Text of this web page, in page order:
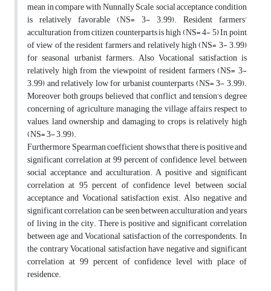
mean in compare with Nunnally Scale, social acceptance condition
is relatively favorable (NS= 3- 3.99). Resident farmers’
acculturation from citizen counterparts is high (NS= 4- 5) In point
of view of the resident farmers and relatively high (NS= 3- 3.99)
for seasonal urbanist farmers. Also Vocational satisfaction is
relatively high from the viewpoint of resident farmers (NS= 3-
3.99) and relatively low for urbanist counterparts (NS= 3- 3.99).
Moreover both groups believed that conflict and tension’s degree
concerning of agriculture, managing the village affairs, respect to
values, land ownership and damaging to crops is relatively high
(NS= 3- 3.99).
Furthermore Spearman coefficient shows that there is positive and
significant correlation at 99 percent of confidence level, between
social acceptance and acculturation. A positive and significant
correlation at 95 percent of confidence level between social
acceptance and Vocational satisfaction exist. Also negative and
significant correlation can be seen between acculturation and years
of living in the city. There is positive and significant correlation
between age and Vocational satisfaction of the correspondents. In
the contrary Vocational satisfaction have negative and significant
correlation at 99 percent of confidence level with place of
residence.